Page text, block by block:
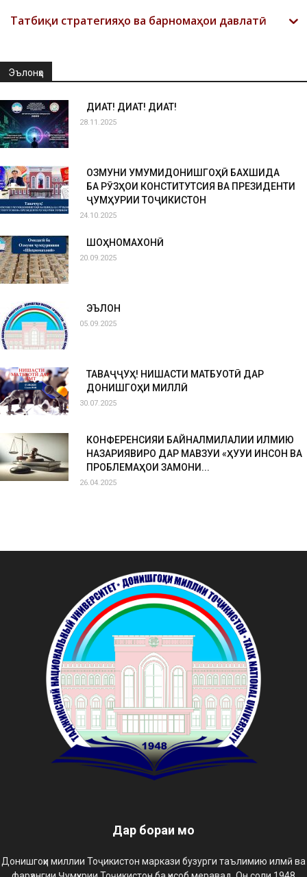
Татбиқи стратегияҳо ва барномаҳои давлатӣ
Эълонҳо
ДИҚҚАТ! ДИҚҚАТ! ДИҚҚАТ!
28.11.2025
ОЗМУНИ УМУМИДОНИШГОҲӢ БАХШИДА
БА РӮЗҲОИ КОНСТИТУТСИЯ ВА ПРЕЗИДЕНТИ
ҶУМҲУРИИ ТОҶИКИСТОН
24.10.2025
ШОҲНОМАХОНӢ
20.09.2025
ЭЪЛОН
05.09.2025
ТАВАҶҶУҲ! НИШАСТИ МАТБУОТӢ ДАР
ДОНИШГОҲИ МИЛЛӢ
30.07.2025
КОНФЕРЕНСИЯИ БАЙНАЛМИЛАЛИИ ИЛМИЮ
НАЗАРИЯВИРО ДАР МАВЗУИ «ҲУҚУҚИ ИНСОН ВА
ПРОБЛЕМАҲОИ ЗАМОНИ...
26.04.2025
Дар бораи мо
Донишгоҳи миллии Тоҷикистон маркази бузурги таълимию илмӣ ва